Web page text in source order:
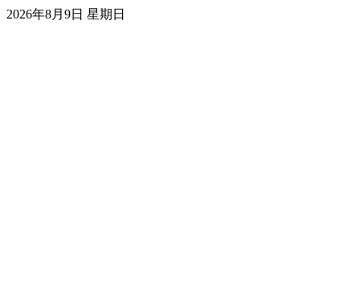
2026年8月9日 星期日